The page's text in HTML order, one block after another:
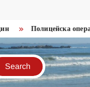
Полицейска